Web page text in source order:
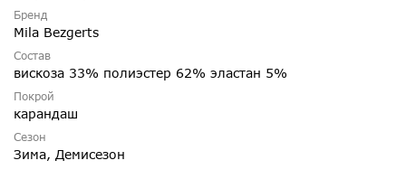
Бренд
Mila Bezgerts
Состав
вискоза 33% полиэстер 62% эластан 5%
Покрой
карандаш
Сезон
Зима, Демисезон